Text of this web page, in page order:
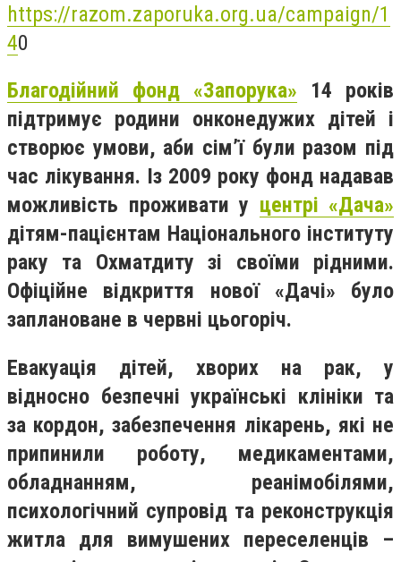
https://razom.zaporuka.org.ua/campaign/1
40
Благодійний фонд «Запорука» 14 років
підтримує родини онконедужих дітей і
створює умови, аби сім’ї були разом під
час лікування. Із 2009 року фонд надавав
можливість проживати у центрі «Дача»
дітям-пацієнтам Національного інституту
раку та Охматдиту зі своїми рідними.
Офіційне відкриття нової «Дачі» було
заплановане в червні цьогоріч.
Евакуація дітей, хворих на рак, у
відносно безпечні українські клініки та
за кордон, забезпечення лікарень, які не
припинили роботу, медикаментами,
обладнанням, реанімобілями,
психологічний супровід та реконструкція
житла для вимушених переселенців –